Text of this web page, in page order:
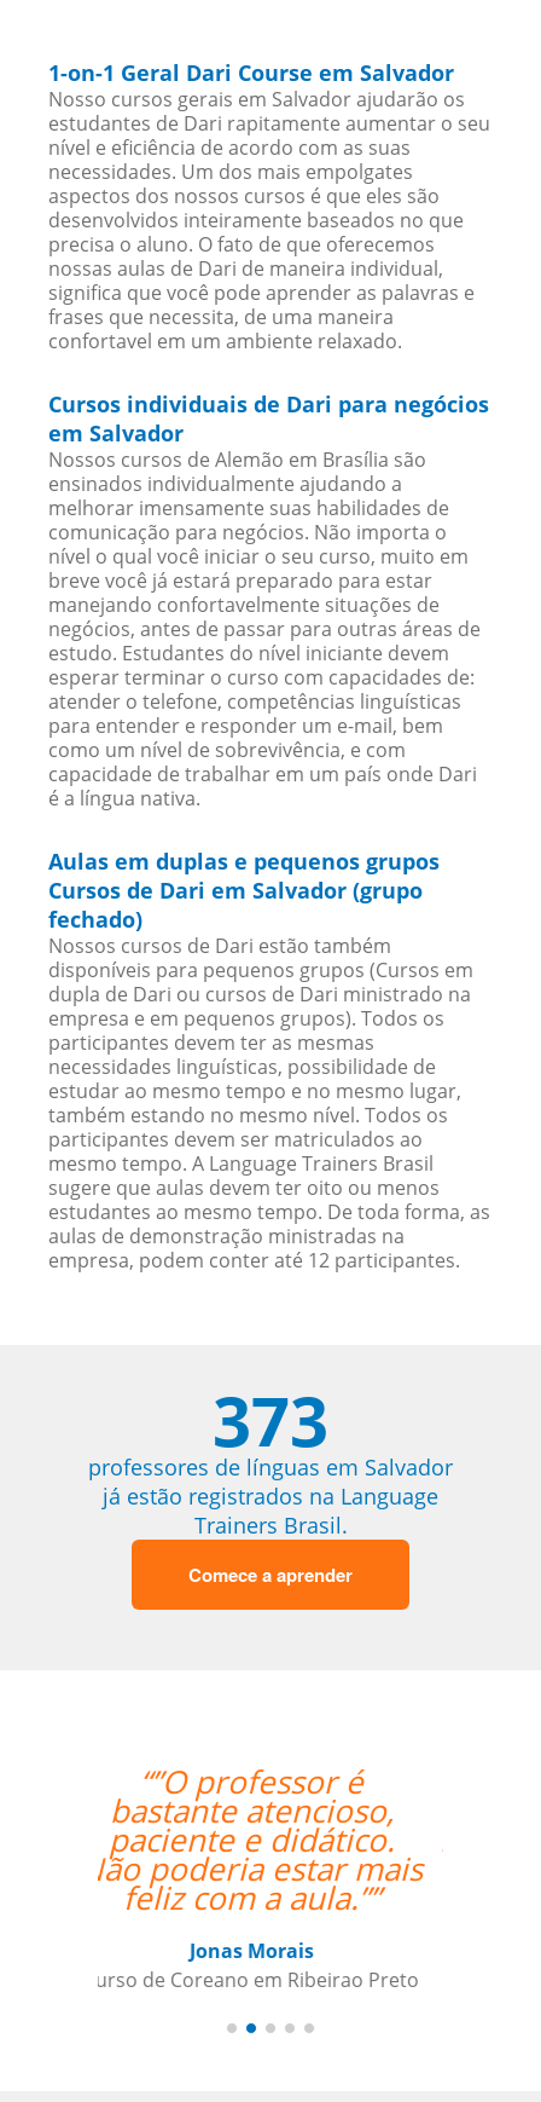
1-on-1 Geral Dari Course em Salvador
Nosso cursos gerais em Salvador ajudarão os
estudantes de Dari rapitamente aumentar o seu
nível e eficiência de acordo com as suas
necessidades. Um dos mais empolgates
aspectos dos nossos cursos é que eles são
desenvolvidos inteiramente baseados no que
precisa o aluno. O fato de que oferecemos
nossas aulas de Dari de maneira individual,
significa que você pode aprender as palavras e
frases que necessita, de uma maneira
confortavel em um ambiente relaxado.
Cursos individuais de Dari para negócios
em Salvador
Nossos cursos de Alemão em Brasília são
ensinados individualmente ajudando a
melhorar imensamente suas habilidades de
comunicação para negócios. Não importa o
nível o qual você iniciar o seu curso, muito em
breve você já estará preparado para estar
manejando confortavelmente situações de
negócios, antes de passar para outras áreas de
estudo. Estudantes do nível iniciante devem
esperar terminar o curso com capacidades de:
atender o telefone, competências linguísticas
para entender e responder um e-mail, bem
como um nível de sobrevivência, e com
capacidade de trabalhar em um país onde Dari
é a língua nativa.
Aulas em duplas e pequenos grupos
Cursos de Dari em Salvador (grupo
fechado)
Nossos cursos de Dari estão também
disponíveis para pequenos grupos (Cursos em
dupla de Dari ou cursos de Dari ministrado na
empresa e em pequenos grupos). Todos os
participantes devem ter as mesmas
necessidades linguísticas, possibilidade de
estudar ao mesmo tempo e no mesmo lugar,
também estando no mesmo nível. Todos os
participantes devem ser matriculados ao
mesmo tempo. A Language Trainers Brasil
sugere que aulas devem ter oito ou menos
estudantes ao mesmo tempo. De toda forma, as
aulas de demonstração ministradas na
empresa, podem conter até 12 participantes.
373
professores de línguas em Salvador
já estão registrados na Language
Trainers Brasil.
Comece a aprender
“”Everything is going
amazing! Thanks so
much for your help!””
Nathan Miller